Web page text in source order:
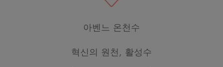
아벤느 온천수
혁신의 원천, 활성수